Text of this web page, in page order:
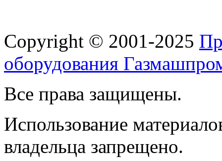
Copyright © 2001-2025
оборудования
Все права защищены.
Использование
владельца запрещено.